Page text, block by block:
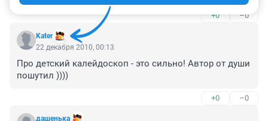
Чувствую себя каким-то медведЁм... наполовину в
спячке...
Но ничего))) вот и день уже прибывать начал))))
+0 –0
Kater
22 декабря 2010, 00:13
Про детский калейдоскоп - это сильно! Автор от души
пошутил ))))
+0 –0
дашенька